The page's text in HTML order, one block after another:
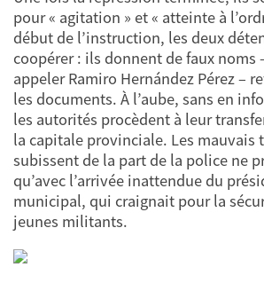
pour « agitation » et « atteinte à
début de l’instruction, les deux
coopérer : ils donnent de faux noms
appeler Ramiro Hernández Pérez –
les documents. À l’aube, sans en
les autorités procèdent à leur
la capitale provinciale. Les mauvais
subissent de la part de la police ne
qu’avec l’arrivée inattendue du
municipal, qui craignait pour la
jeunes militants.